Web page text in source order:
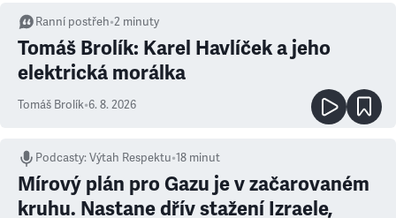
Ranní postřeh•2 minuty
Tomáš Brolík: Karel Havlíček a jeho
elektrická morálka
Tomáš Brolík•6. 8. 2026
Podcasty:Výtah Respektu•18 minut
Mírový plán pro Gazu je v začarovaném
kruhu. Nastane dřív stažení Izraele,